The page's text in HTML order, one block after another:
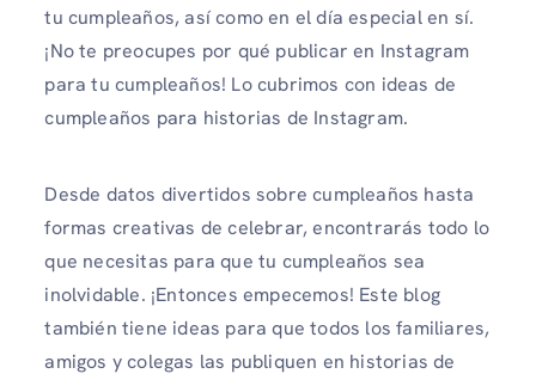
tu cumpleaños, así como en el día especial en sí.
¡No te preocupes por qué publicar en Instagram
para tu cumpleaños! Lo cubrimos con ideas de
cumpleaños para historias de Instagram.
Desde datos divertidos sobre cumpleaños hasta
formas creativas de celebrar, encontrarás todo lo
que necesitas para que tu cumpleaños sea
inolvidable. ¡Entonces empecemos! Este blog
también tiene ideas para que todos los familiares,
amigos y colegas las publiquen en historias de